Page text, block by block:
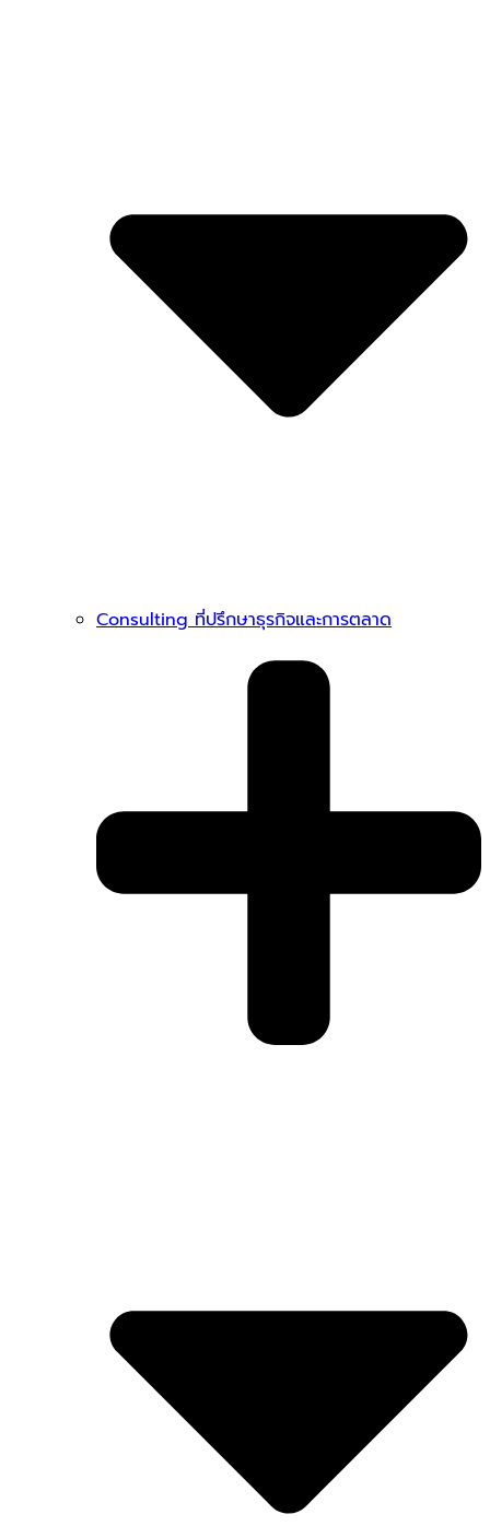
Consulting ที่ปรึกษาธุรกิจและการตลาด